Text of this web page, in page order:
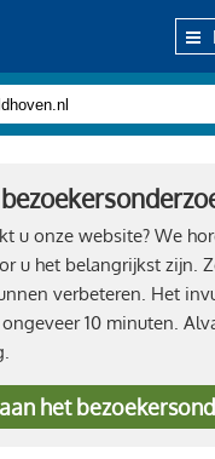
u onze website? We
u het belangrijkst zijn.
verbeteren. Het
10 minuten.
aan het